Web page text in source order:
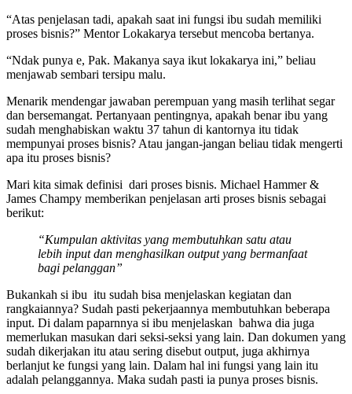
“Atas penjelasan tadi, apakah saat ini fungsi ibu sudah memiliki
proses bisnis?” Mentor Lokakarya tersebut mencoba bertanya.
“Ndak punya e, Pak. Makanya saya ikut lokakarya ini,” beliau
menjawab sembari tersipu malu.
Menarik mendengar jawaban perempuan yang masih terlihat segar
dan bersemangat. Pertanyaan pentingnya, apakah benar ibu yang
sudah menghabiskan waktu 37 tahun di kantornya itu tidak
mempunyai proses bisnis? Atau jangan-jangan beliau tidak mengerti
apa itu proses bisnis?
Mari kita simak definisi dari proses bisnis. Michael Hammer &
James Champy memberikan penjelasan arti proses bisnis sebagai
berikut:
“Kumpulan aktivitas yang membutuhkan satu atau
lebih input dan menghasilkan output yang bermanfaat
bagi pelanggan”
Bukankah si ibu itu sudah bisa menjelaskan kegiatan dan
rangkaiannya? Sudah pasti pekerjaannya membutuhkan beberapa
input. Di dalam paparnnya si ibu menjelaskan bahwa dia juga
memerlukan masukan dari seksi-seksi yang lain. Dan dokumen yang
sudah dikerjakan itu atau sering disebut output, juga akhirnya
berlanjut ke fungsi yang lain. Dalam hal ini fungsi yang lain itu
adalah pelanggannya. Maka sudah pasti ia punya proses bisnis.